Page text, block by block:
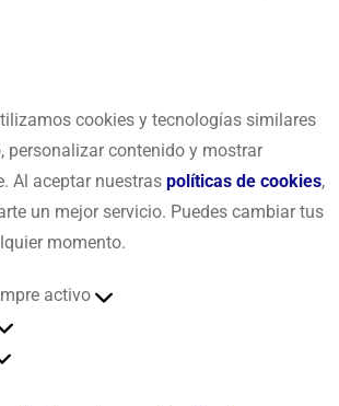
cookies y tecnologías similares
personalizar contenido y mostrar
Al aceptar nuestras políticas de cookies,
un mejor servicio. Puedes cambiar tus
momento.
activo